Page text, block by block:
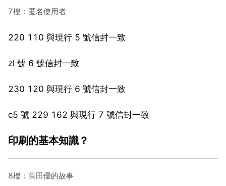
7樓：匿名使用者
220 110 與現行 5 號信封一致
zl 號 6 號信封一致
230 120 與現行 6 號信封一致
c5 號 229 162 與現行 7 號信封一致
印刷的基本知識？
8樓：萬田優的故事